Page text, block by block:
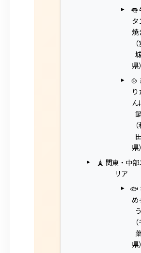
👅
タ
焼
県）
🍲
り
ん
県）
🗼 関東・中部
リア
🐟
め
う
県）